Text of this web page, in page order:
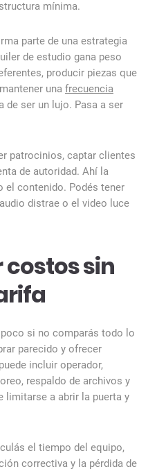
mínima.
parte de una estrategia
de estudio gana peso
producir piezas que
una frecuencia
de ser un lujo. Pasa a ser
patrocinios, captar clientes
de autoridad. Ahí la
contenido. Podés tener
distrae o el video luce
sin
si no comparás todo lo
parecido y ofrecer
incluir operador,
respaldo de archivos y
limitarse a abrir la puerta y
el tiempo del equipo,
correctiva y la pérdida de